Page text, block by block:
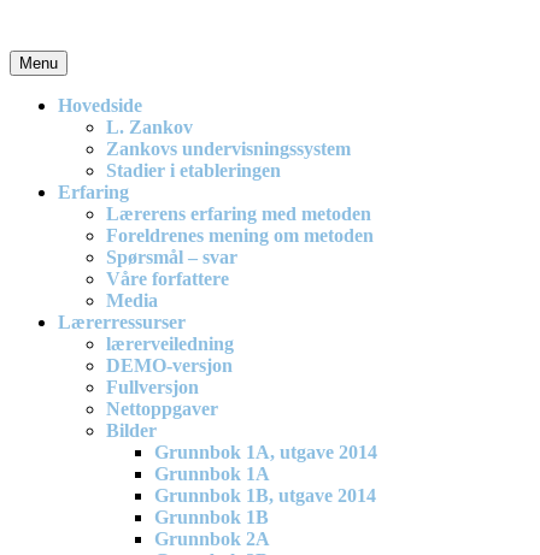
content
En effektiv og spennende modell for matematikkundervisning i
barneskolen
Menu
Hovedside
L. Zankov
Zankovs undervisningssystem
Stadier i etableringen
Erfaring
Lærerens erfaring med metoden
Foreldrenes mening om metoden
Spørsmål – svar
Våre forfattere
Media
Lærerressurser
lærerveiledning
DEMO-versjon
Fullversjon
Nettoppgaver
Bilder
Grunnbok 1A, utgave 2014
Grunnbok 1A
Grunnbok 1B, utgave 2014
Grunnbok 1B
Grunnbok 2A